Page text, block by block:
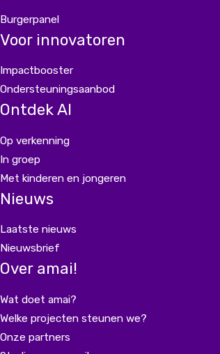
Burgerpanel
Voor innovatoren
Impactbooster
Ondersteuningsaanbod
Ontdek AI
Op verkenning
In groep
Met kinderen en jongeren
Nieuws
Laatste nieuws
Nieuwsbrief
Over amai!
Wat doet amai?
Welke projecten steunen we?
Onze partners